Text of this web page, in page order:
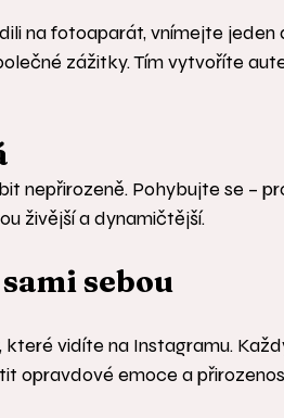
na fotoaparát, vnímejte jeden
zážitky. Tím vytvoříte
nepřirozeně. Pohybujte se –
živější a dynamičtější.
sebou
vidíte na Instagramu.
opravdové emoce a